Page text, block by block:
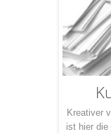
Kreativer
ist hier die